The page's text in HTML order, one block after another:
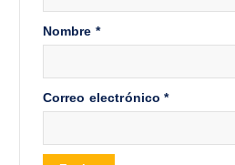
Nombre *
Correo electrónico*